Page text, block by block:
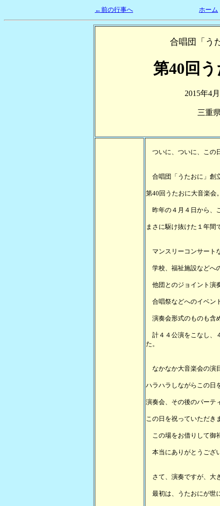
←前の行事へ ホーム
合唱団「う
第40回
2015年4
三重
ついに、ついに、この
合唱団「うたおに」創
第40回うたおに大音楽会
昨年の４月４日から、
まさに駆け抜けた１年間
マンスリーコンサート
学校、福祉施設などへ
他団とのジョイント演
合唱祭などへのイベン
演奏会形式のものも含
計４４公演をこなし、
た。
なかなか大音楽会の演
ハラハラしながらこの日
演奏会、その後のパーテ
この日を祝っていただき
この場をお借りして御
本当にありがとうござ
さて、演奏ですが、大
最初は、うたおにが世